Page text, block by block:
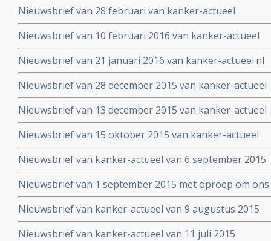
Nieuwsbrief van 28 februari van kanker-actueel
Nieuwsbrief van 10 februari 2016 van kanker-actueel
Nieuwsbrief van 21 januari 2016 van kanker-actueel.nl
Nieuwsbrief van 28 december 2015 van kanker-actueel
Nieuwsbrief van 13 december 2015 van kanker-actueel
Nieuwsbrief van 15 oktober 2015 van kanker-actueel
Nieuwsbrief van kanker-actueel van 6 september 2015
Nieuwsbrief van 1 september 2015 met oproep om
Nieuwsbrief van kanker-actueel van 9 augustus 2015
Nieuwsbrief van kanker-actueel van 11 juli 2015